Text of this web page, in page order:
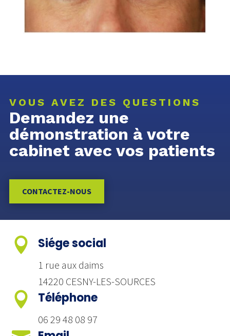
VOUS AVEZ DES QUESTIONS
Demandez une
démonstration à votre
cabinet avec vos patients
CONTACTEZ-NOUS
 Siége social
1 rue aux daims
14220 CESNY-LES-SOURCES
 Téléphone
06 29 48 08 97